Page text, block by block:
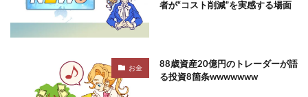
者が“コスト削減”を実感する場面
お金
88歳資産20億円のトレーダーが語
る投資8箇条wwwwwww